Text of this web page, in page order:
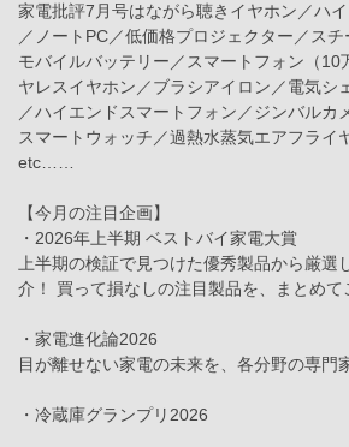
家電批評7月号はながら聴きイヤホン／ハ
／ノートPC／低価格プロジェクター／ス
モバイルバッテリー／スマートフォン（10
ヤレスイヤホン／ブラシアイロン／電気シ
／ハイエンドスマートフォン／ジンバルカ
スマートウォッチ／過熱水蒸気エアフライ
etc……
【今月の注目企画】
・2026年上半期 ベストバイ家電大賞
上半期の検証で見つけた優秀製品から厳選
介！ 買って損なしの注目製品を、まとめて
・家電進化論2026
目が離せない家電の未来を、各分野の専門
・冷蔵庫グランプリ2026